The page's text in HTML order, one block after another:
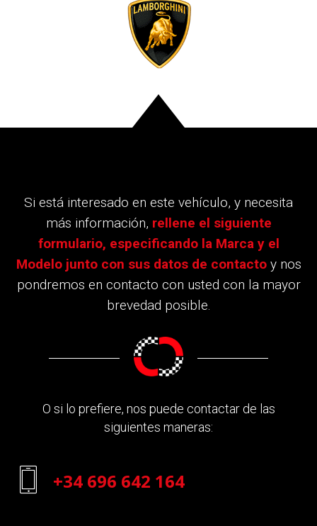
Si está interesado en este vehículo, y necesita
más información, rellene el siguiente
formulario, especificando la Marca y el
Modelo junto con sus datos de contactoy nos
pondremos en contacto con usted con la mayor
brevedad posible.
O si lo prefiere, nos puede contactar de las
siguientes maneras:
+34 696 642 164